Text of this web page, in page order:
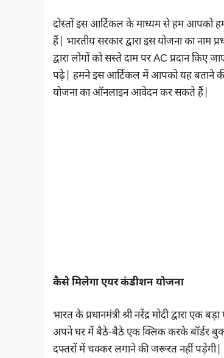
दोस्तों इस आर्टिकल के माध्यम से हम आपको
हैं| भारतीय सरकार द्वारा इस योजना का नाम
द्वारा लोगों को सस्ते दाम पर AC प्रदान
पढ़े| हमने इस आर्टिकल में आपको यह बताने
योजना का ऑनलाइन आवेदन कर सकते हैं|
कैसे मिलेगा एयर कंडीशन योजना
भारत के प्रधानमंत्री श्री नरेंद्र मोदी द्वारा
अपने घर में बैठे-बैठे एक क्लिक करके बॉर्डर
दफ्तरों में चक्कर लगाने की जरूरत नहीं पड़ेगी|